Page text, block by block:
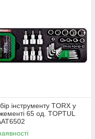
інструменту TORX у
65 од. TOPTUL